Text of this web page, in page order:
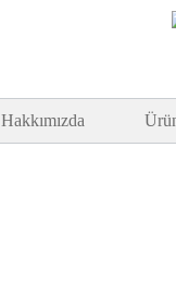
Hakkımızda